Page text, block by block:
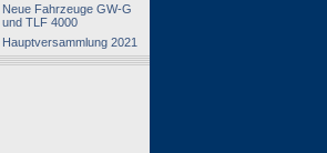
Neue Fahrzeuge GW-G
und TLF 4000
Hauptversammlung 2021